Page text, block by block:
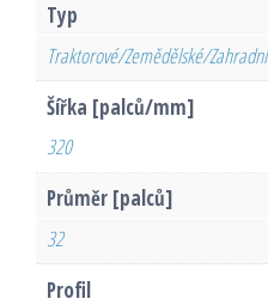
Typ
Traktorové/Zemědělské/Zahradní
Šířka [palců/mm]
320
Průměr [palců]
32
Profil